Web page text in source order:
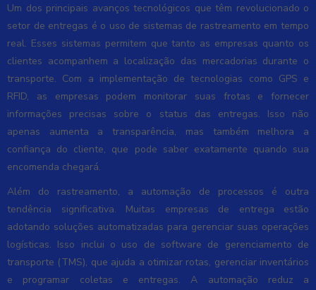
Um dos principais avanços tecnológicos que têm revolucionado o
setor de entregas é o uso de sistemas de rastreamento em tempo
real. Esses sistemas permitem que tanto as empresas quanto os
clientes acompanhem a localização das mercadorias durante o
transporte. Com a implementação de tecnologias como GPS e
RFID, as empresas podem monitorar suas frotas e fornecer
informações precisas sobre o status das entregas. Isso não
apenas aumenta a transparência, mas também melhora a
confiança do cliente, que pode saber exatamente quando sua
encomenda chegará.
Além do rastreamento, a automação de processos é outra
tendência significativa. Muitas empresas de entrega estão
adotando soluções automatizadas para gerenciar suas operações
logísticas. Isso inclui o uso de software de gerenciamento de
transporte (TMS), que ajuda a otimizar rotas, gerenciar inventários
e programar coletas e entregas. A automação reduz a